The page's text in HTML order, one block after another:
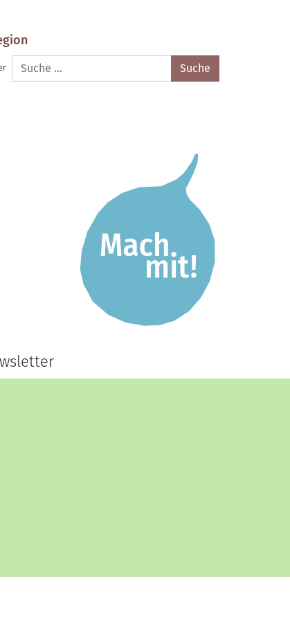
Suche
nach: